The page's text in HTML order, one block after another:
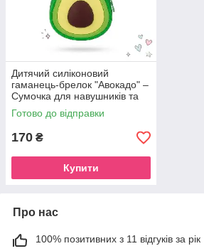
Дитячий силіконовий
гаманець-брелок "Авокадо" –
Сумочка для навушників та
грошей на рюкзак
Готово до відправки
170 ₴
Купити
Про нас
100% позитивних з 11 відгуків за рік